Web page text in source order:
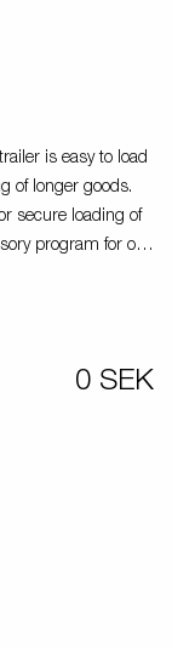
is easy to load
of longer goods.
secure loading of
program for our
may show
0 SEK